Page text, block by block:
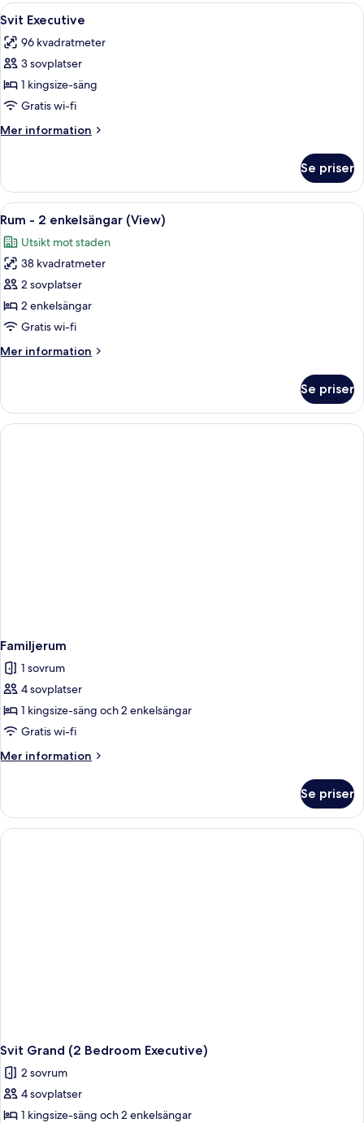
utsikt
staden
Öppna
alla
foton
för
Svit
Executive
Ett hotellrum med en stor säng, en
11
Svit Executive
96 kvadratmeter
3 sovplatser
1 kingsize-säng
Gratis wi-fi
Mer information
Mer
Executive
Se priser
Öppna
alla
foton
för
Rum
-
2
(View)
Sängtillbehör av högsta kvalitet,
6
Rum - 2 enkelsängar (View)
Utsikt mot staden
38 kvadratmeter
2 sovplatser
2 enkelsängar
Gratis wi-fi
Mer information
Mer
-
enkelsängar
Se priser
Familjerum
1 sovrum
4 sovplatser
1 kingsize-säng och 2 enkelsängar
Gratis wi-fi
Mer information
Mer
Se priser
Svit Grand (2 Bedroom Executive)
2 sovrum
4 sovplatser
1 kingsize-säng och 2 enkelsängar